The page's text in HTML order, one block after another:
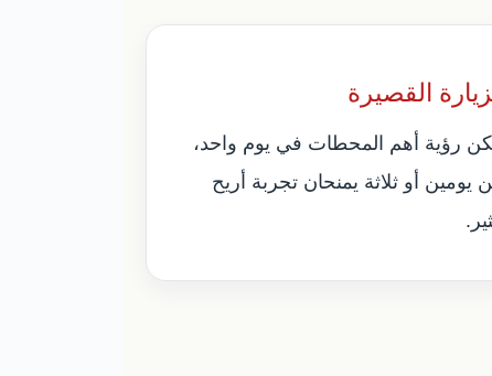
القصيرة
رؤية أهم المحطات في يوم واحد،
يومين أو ثلاثة يمنحان تجربة أريح